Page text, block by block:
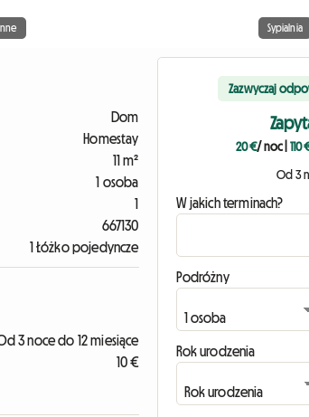
Inne Sypialnia
Dom
Homestay
11 m²
1 osoba
1
667130
1 Łóżko pojedyncze
3 noce do 12 miesiące
10 €
Zazwyczaj
20 €/ noc 110
Od 3
W jakich terminach?
Podróżny
Rok urodzenia